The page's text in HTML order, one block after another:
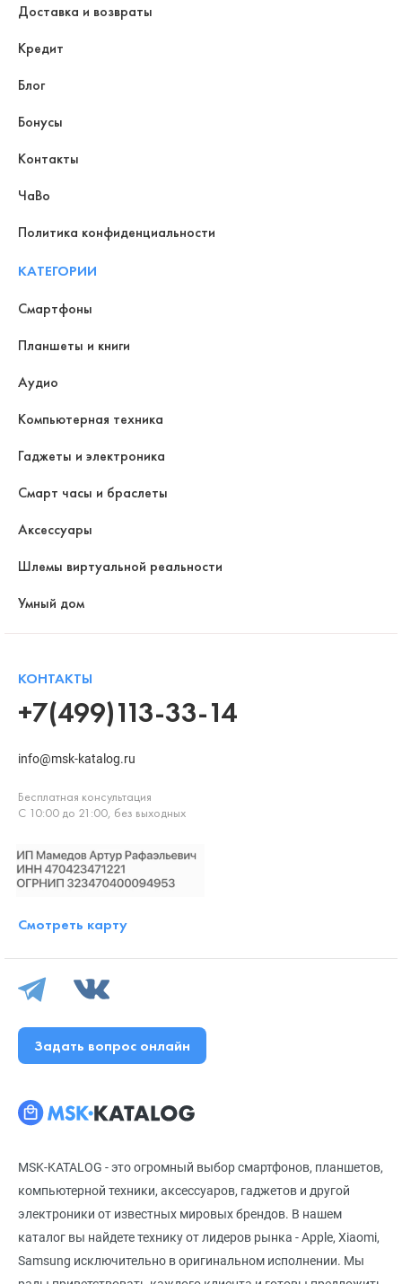
MSK-KATALOG - это огромный выбор смартфонов, планшетов,
компьютерной техники, аксессуаров, гаджетов и другой
электроники от известных мировых брендов. В нашем
каталог вы найдете технику от лидеров рынка - Apple, Xiaomi,
Samsung исключительно в оригинальном исполнении. Мы
Доставка и возвраты
Кредит
Блог
Бонусы
Контакты
ЧаВо
Политика конфиденциальности
КАТЕГОРИИ
Смартфоны
Планшеты и книги
Аудио
Компьютерная техника
Гаджеты и электроника
Смарт часы и браслеты
Аксессуары
Шлемы виртуальной реальности
Умный дом
КОНТАКТЫ
+7(499)113-33-14
info@msk-katalog.ru
Бесплатная консультация
С 10:00 до 21:00, без выходных
Смотреть карту
Задать вопрос онлайн